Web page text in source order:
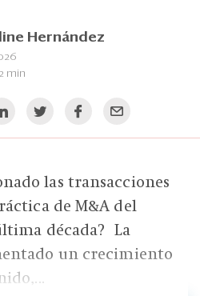
Hernández
min
las transacciones
de M&A del
década? La
un crecimiento